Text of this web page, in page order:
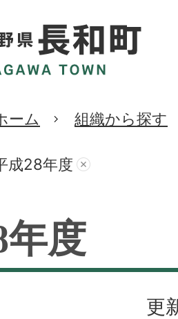
ーム 組織から探す
成28年度
年度
更